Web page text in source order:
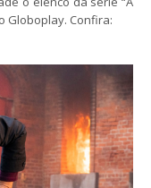
Globoplay. Confira: